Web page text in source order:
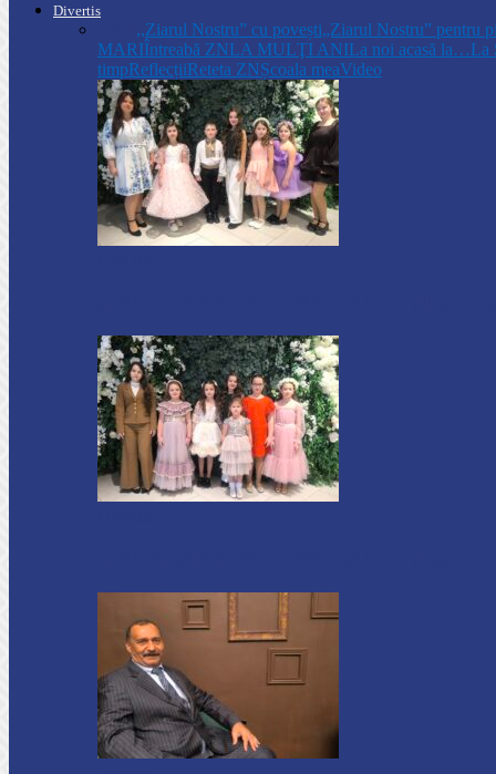
Divertis
,,Ziarul Nostru” cu povești„Ziarul Nostru” pentru
MARIÎntreabă ZNLA MULŢI ANILa noi acasă la…La
timpReflecțiiReteta ZNȘcoala meaVideo